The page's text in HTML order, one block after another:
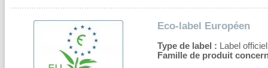
Eco-label Européen
Type de label : Label officiel
Famille de produit